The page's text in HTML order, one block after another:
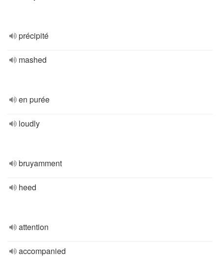
précipité
mashed
en purée
loudly
bruyamment
heed
attention
accompanied